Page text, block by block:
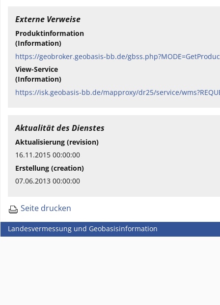
Externe Verweise
Produktinformation
(Information)
https://geobroker.geobasis-bb.de/
View-Service
(Information)
https://isk.geobasis-bb.de/mapproxy/dr25/service/
Aktualität des Dienstes
Aktualisierung (revision)
16.11.2015 00:00:00
Erstellung (creation)
07.06.2013 00:00:00
Seite drucken
Landesvermessung und Geobasisinformation